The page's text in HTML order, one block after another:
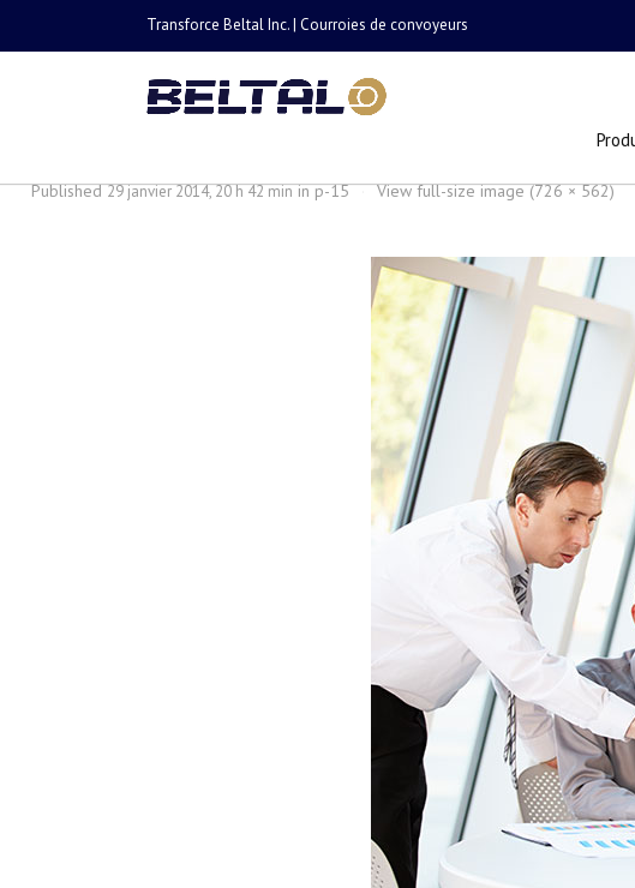
Transforce Beltal Inc. | Courroies de convoyeurs
Published29 janvier 2014, 20 h 42 mininp-15 · View full-size image (726 × 562)